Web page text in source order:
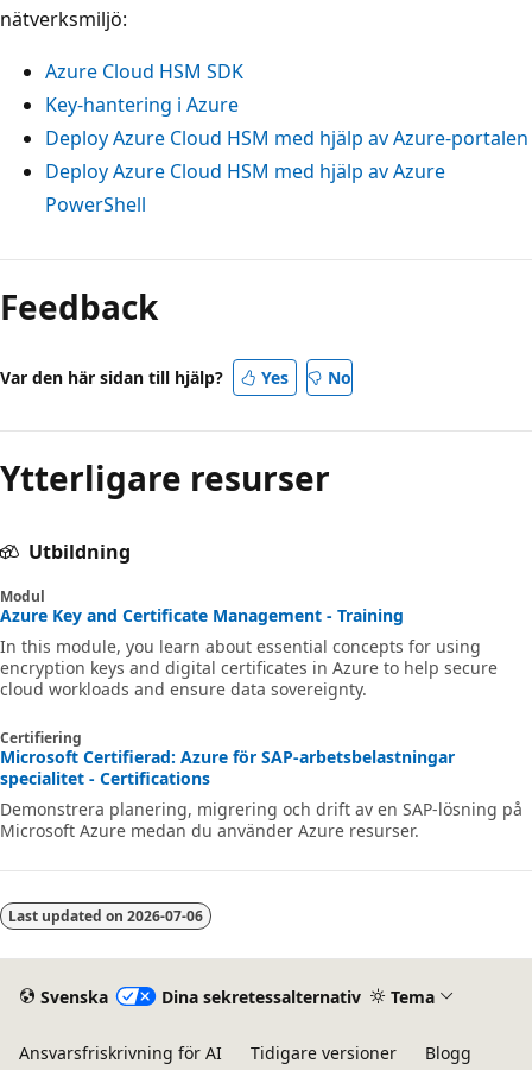
nätverksmiljö:
Azure Cloud HSM SDK
Key-hantering i Azure
Deploy Azure Cloud HSM med hjälp av Azure-portalen
Deploy Azure Cloud HSM med hjälp av Azure
PowerShell
Feedback
Var den här sidan till hjälp? Yes No
Ytterligare resurser
Utbildning
Modul
Azure Key and Certificate Management - Training
In this module, you learn about essential concepts for using
encryption keys and digital certificates in Azure to help secure
cloud workloads and ensure data sovereignty.
Certifiering
Microsoft Certifierad: Azure för SAP-arbetsbelastningar
specialitet - Certifications
Demonstrera planering, migrering och drift av en SAP-lösning på
Microsoft Azure medan du använder Azure resurser.
Last updated on 2026-07-06
Svenska Dina sekretessalternativ Tema
Ansvarsfriskrivning för AI Tidigare versioner Blogg